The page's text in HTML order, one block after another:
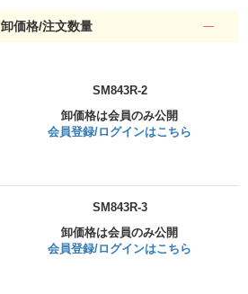
卸価格/注文数量
SM843R-2
卸価格は会員のみ公開
会員登録/ログインはこちら
SM843R-3
卸価格は会員のみ公開
会員登録/ログインはこちら